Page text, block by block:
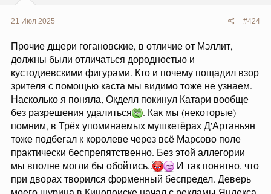
21 Июл 2025 #424
Прочие дщери гогановские, в отличие от Мэллит,
должны были отличаться дородностью и
кустодиевскими фигурами. Кто и почему пощадил взор
зрителя с помощью каста мы видимо тоже не узнаем.
Насколько я поняла, Окделл покинул Катари вообще
без разрешения удалиться
. Как мы (некоторые)
помним, в Трёх упоминаемых мушкетёрах Д'Артаньян
тоже подбегал к королеве через всё Марсово поле
практически беспрепятственно. Без этой аллегории
мы вполне могли бы обойтись..
И так понятно, что
при дворах творился форменный беспредел. Деверь